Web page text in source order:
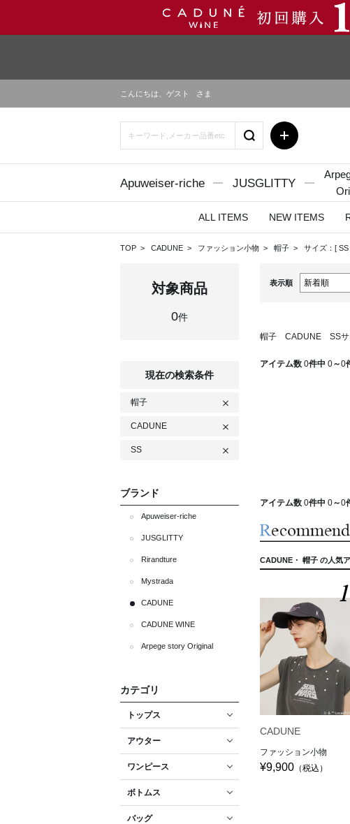
こんにちは、 ゲスト さま
Apuweiser-riche JUSGLITTY
ALL ITEMS NEW ITEMS
TOP CADUNE ファッション小物 帽子 サイズ：[ SS
対象商品
0件
現在の検索条件
帽子
CADUNE
SS
ブランド
Apuweiser-riche
JUSGLITTY
Rirandture
Mystrada
CADUNE
CADUNE WINE
Arpege story Original
カテゴリ
トップス
アウター
ワンピース
ボトムス
バッグ
表示順
帽子 CADUNE SSサ
アイテム数 0件中 0～0
アイテム数 0件中 0～0
CADUNE・ 帽子 の人気
1
CADUNE
ファッション小物
¥9,900 （税込）